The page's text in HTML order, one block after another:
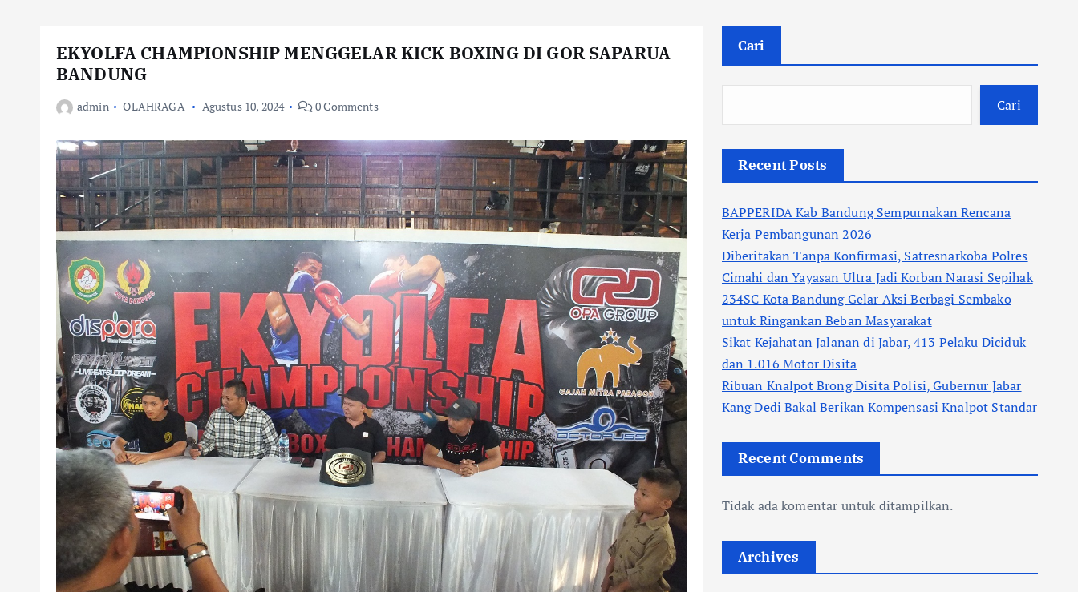
EKYOLFA CHAMPIONSHIP MENGGELAR KICK BOXING DI GOR SAPARUA
BANDUNG
admin OLAHRAGA Agustus 10, 2024 0 Comments
Cari
Cari
Recent Posts
BAPPERIDA Kab Bandung Sempurnakan Rencana
Kerja Pembangunan 2026
Diberitakan Tanpa Konfirmasi, Satresnarkoba Polres
Cimahi dan Yayasan Ultra Jadi Korban Narasi Sepihak
234SC Kota Bandung Gelar Aksi Berbagi Sembako
untuk Ringankan Beban Masyarakat
Sikat Kejahatan Jalanan di Jabar, 413 Pelaku Diciduk
dan 1.016 Motor Disita
Ribuan Knalpot Brong Disita Polisi, Gubernur Jabar
Kang Dedi Bakal Berikan Kompensasi Knalpot Standar
Recent Comments
Tidak ada komentar untuk ditampilkan.
Archives